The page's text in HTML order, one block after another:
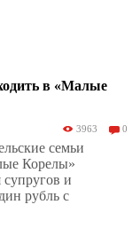
в «Малые
3963 0
семьи
Корелы»
супругов и
рубль с